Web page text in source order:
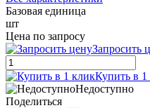
Базовая единица
шт
Цена по запросу
Запросить
Купить в 1
Недоступно
Поделиться